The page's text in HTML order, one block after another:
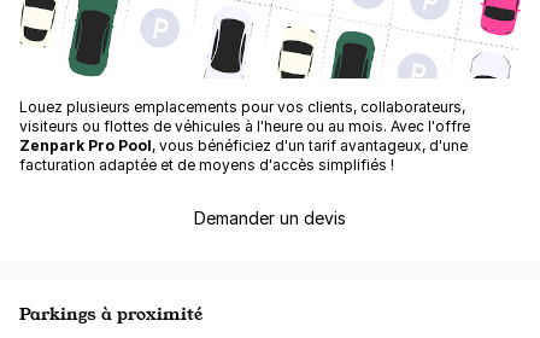
Louez plusieurs emplacements pour vos clients, collaborateurs,
visiteurs ou flottes de véhicules à l'heure ou au mois. Avec l'offre
Zenpark Pro Pool, vous bénéficiez d'un tarif avantageux, d'une
facturation adaptée et de moyens d'accès simplifiés !
Demander un devis
Parkings à proximité